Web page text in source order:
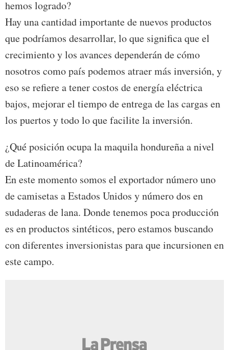
hemos logrado?
Hay una cantidad importante de nuevos productos
que podríamos desarrollar, lo que significa que el
crecimiento y los avances dependerán de cómo
nosotros como país podemos atraer más inversión, y
eso se refiere a tener costos de energía eléctrica
bajos, mejorar el tiempo de entrega de las cargas en
los puertos y todo lo que facilite la inversión.
¿Qué posición ocupa la maquila hondureña a nivel
de Latinoamérica?
En este momento somos el exportador número uno
de camisetas a Estados Unidos y número dos en
sudaderas de lana. Donde tenemos poca producción
es en productos sintéticos, pero estamos buscando
con diferentes inversionistas para que incursionen en
este campo.